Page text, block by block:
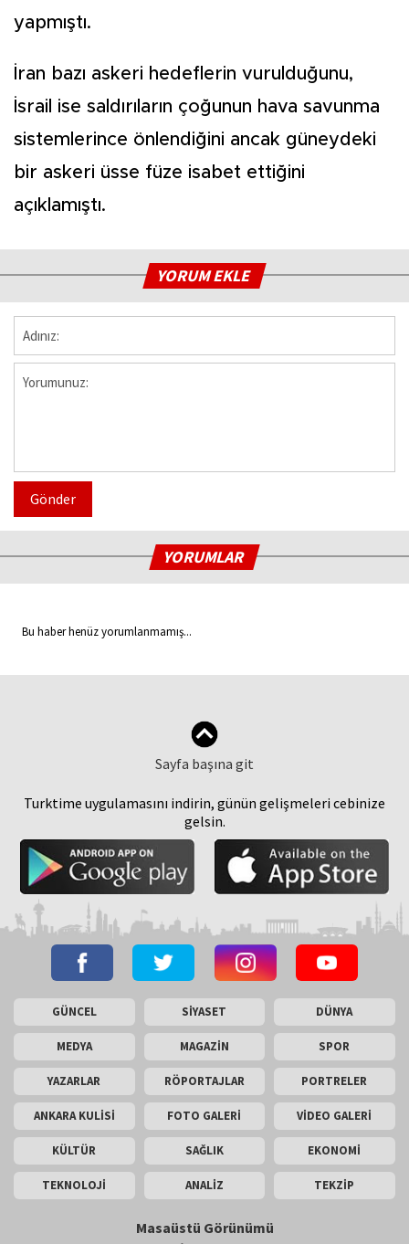
yapmıştı.
İran bazı askeri hedeflerin vurulduğunu,
İsrail ise saldırıların çoğunun hava savunma
sistemlerince önlendiğini ancak güneydeki
bir askeri üsse füze isabet ettiğini
açıklamıştı.
YORUM EKLE
Gönder
YORUMLAR
Bu haber henüz yorumlanmamış...
Sayfa başına git
Turktime uygulamasını indirin, günün gelişmeleri cebinize
gelsin.
GÜNCEL SİYASET DÜNYA
MEDYA MAGAZİN SPOR
YAZARLAR RÖPORTAJLAR PORTRELER
ANKARA KULİSİ FOTO GALERİ VİDEO GALERİ
KÜLTÜR SAĞLIK EKONOMİ
TEKNOLOJİ ANALİZ TEKZİP
Masaüstü Görünümü